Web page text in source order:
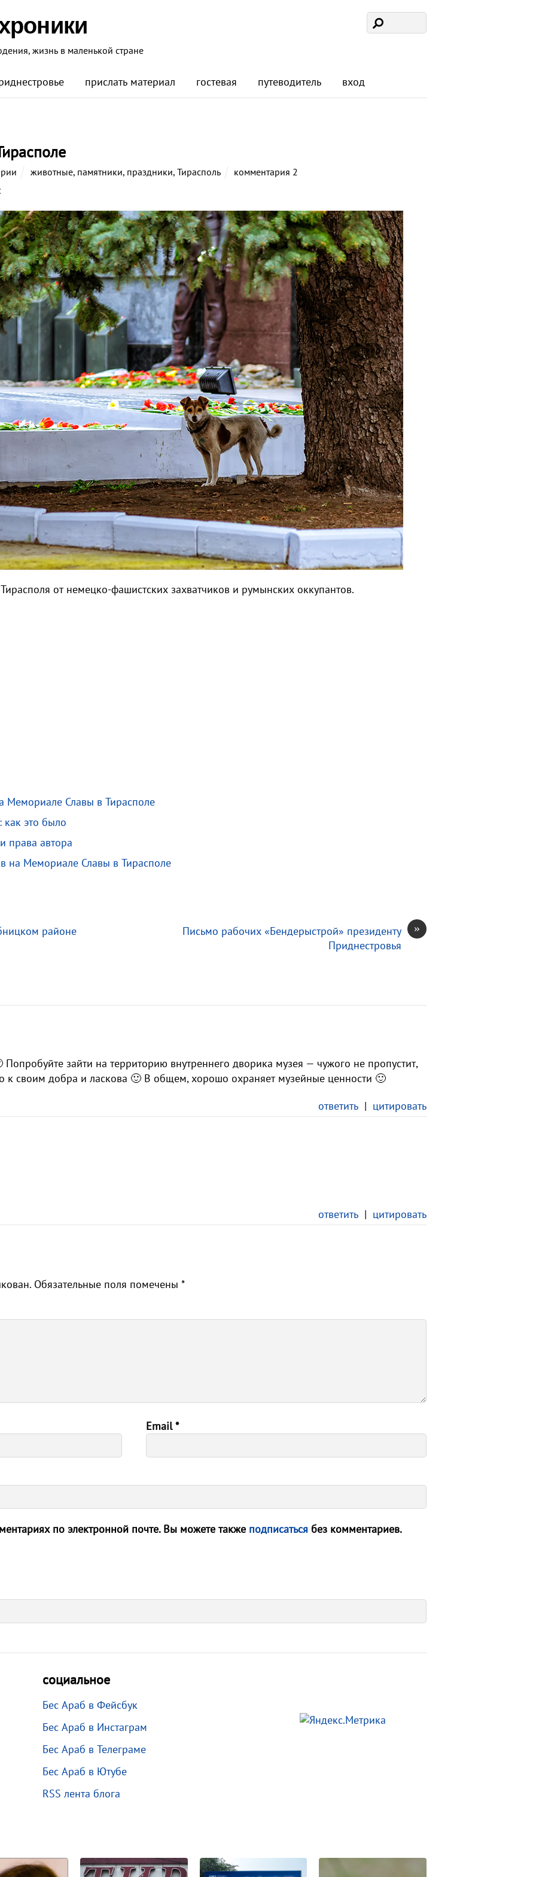
жизнь в маленькой стране
прислать материал гостевая путеводитель вход
животные, памятники, праздники, Тирасполь комментария 2
от немецко-фашистских захватчиков и румынских оккупантов.
Мемориале Славы в Тирасполе
это было
права автора
на Мемориале Славы в Тирасполе
районе »
Письмо рабочих «Бендерыстрой» президенту
Приднестровья
зайти на территорию внутреннего дворика музея — чужого не пропустит,
к своим добра и ласкова 🙂 В общем, хорошо охраняет музейные ценности 🙂
ответить | цитировать
ответить | цитировать
Обязательные поля помечены *
Email*
по электронной почте. Вы можете также подписаться без комментариев.
социальное
Бес Араб в Фейсбук
Бес Араб в Инстаграм
Бес Араб в Телеграме
Бес Араб в Ютубе
RSS лента блога